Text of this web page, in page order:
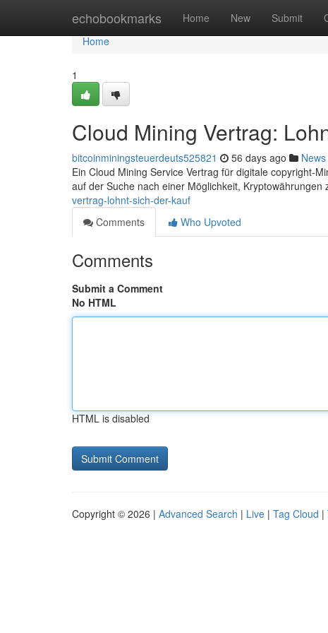
echobookmarks Home New Submit
Home
Home
1
Cloud Mining Vertrag:
bitcoinminingsteuerdeuts525821 56 days ago News
Ein Cloud Mining Service Vertrag für digitale copyright-
auf der Suche nach einer Möglichkeit, Kryptowährungen
vertrag-lohnt-sich-der-kauf
Comments
Who Upvoted
Comments
Submit a Comment
No HTML
HTML is disabled
Copyright © 2026 | Advanced Search | Live | Tag Cloud |